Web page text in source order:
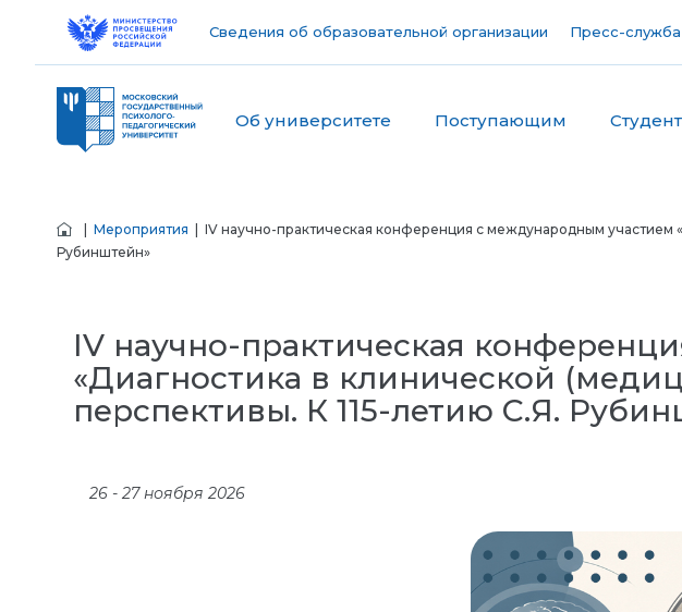
Сведения об образовательной организации Пресс-служба
Об университете Поступающим
Мероприятия | IV научно-практическая конференция с международным участием
Рубинштейн»
IV научно-практическая
«Диагностика в клинической
перспективы. К 115-летию С.Я.
26 - 27 ноября 2026